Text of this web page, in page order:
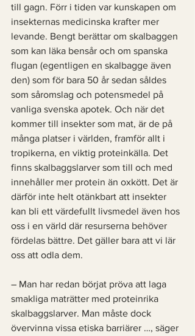
till gagn. Förr i tiden var kunskapen om
insekternas medicinska krafter mer
levande. Bengt berättar om skalbaggen
som kan läka bensår och om spanska
flugan (egentligen en skalbagge även
den) som för bara 50 år sedan såldes
som såromslag och potensmedel på
vanliga svenska apotek. Och när det
kommer till insekter som mat, är de på
många platser i världen, framför allt i
tropikerna, en viktig proteinkälla. Det
finns skalbaggslarver som till och med
innehåller mer protein än oxkött. Det är
därför inte helt otänkbart att insekter
kan bli ett värdefullt livsmedel även hos
oss i en värld där resurserna behöver
fördelas bättre. Det gäller bara att vi lär
oss att odla dem.
– Man har redan börjat pröva att laga
smakliga maträtter med proteinrika
skalbaggslarver. Man måste dock
övervinna vissa etiska barriärer …, säger